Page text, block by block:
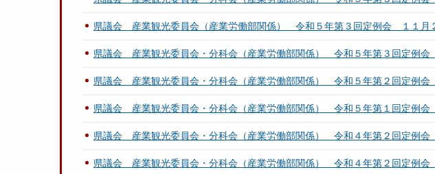
県議会 産業観光委員会（産業労働部関係） 令和５年第３回定例会 １１月
県議会 産業観光委員会・分科会（産業労働部関係） 令和５年第３回定例
県議会 産業観光委員会・分科会（産業労働部関係） 令和５年第２回定例
県議会 産業観光委員会・分科会（産業労働部関係） 令和５年第１回定例
県議会 産業観光委員会・分科会（産業労働部関係） 令和４年第２回定例
県議会 産業観光委員会・分科会（産業労働部関係） 令和４年第２回定例